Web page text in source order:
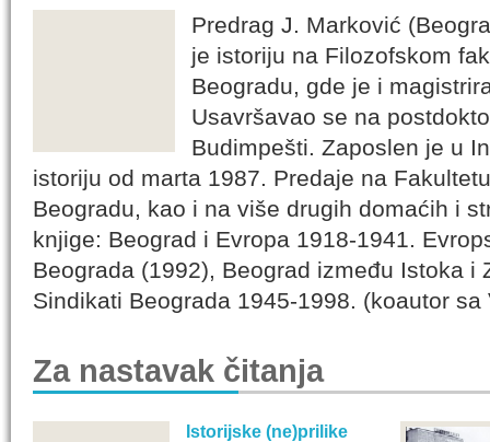
Predrag J. Marković
je istoriju na Filozofskom
Beogradu, gde je i
Usavršavao se na
Budimpešti. Zaposlen je u
istoriju od marta 1987. Predaje na
Beogradu, kao i na više drugih domaćih i
knjige: Beograd i Evropa 1918-1941.
Beograda (1992), Beograd između Istoka i
Sindikati Beograda 1945-1998. (koautor
Za nastavak čitanja
Istorijske (ne)prilike